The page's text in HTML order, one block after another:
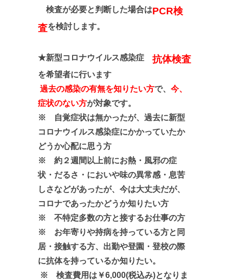
検査が必要と判断した場合はPCR検
査を検討します。
★新型コロナウイルス感染症 抗体検査
を希望者に行います
過去の感染の有無を知りたい方で、 今、
症状のない方が対象です。
※ 自覚症状は無かったが、過去に新型
コロナウイルス感染症にかかっていたか
どうか心配に思う方
※ 約２週間以上前にお熱・風邪の症
状・だるさ・においや味の異常感・息苦
しさなどがあったが、今は大丈夫だが、
コロナであったかどうか知りたい方
※ 不特定多数の方と接するお仕事の方
※ お年寄りや持病を持っている方と同
居・接触する方、出勤や登園・登校の際
に抗体を持っているか知りたい。
※ 検査費用は￥6,000(税込み)となりま